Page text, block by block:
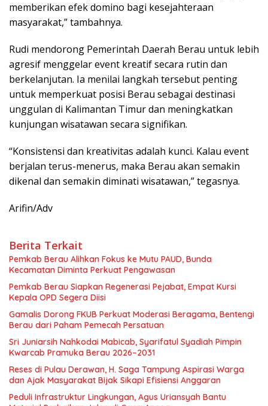
memberikan efek domino bagi kesejahteraan
masyarakat,” tambahnya.
Rudi mendorong Pemerintah Daerah Berau untuk lebih
agresif menggelar event kreatif secara rutin dan
berkelanjutan. Ia menilai langkah tersebut penting
untuk memperkuat posisi Berau sebagai destinasi
unggulan di Kalimantan Timur dan meningkatkan
kunjungan wisatawan secara signifikan.
“Konsistensi dan kreativitas adalah kunci. Kalau event
berjalan terus-menerus, maka Berau akan semakin
dikenal dan semakin diminati wisatawan,” tegasnya.
Arifin/Adv
Berita Terkait
Pemkab Berau Alihkan Fokus ke Mutu PAUD, Bunda
Kecamatan Diminta Perkuat Pengawasan
Pemkab Berau Siapkan Regenerasi Pejabat, Empat Kursi
Kepala OPD Segera Diisi
Gamalis Dorong FKUB Perkuat Moderasi Beragama, Bentengi
Berau dari Paham Pemecah Persatuan
Sri Juniarsih Nahkodai Mabicab, Syarifatul Syadiah Pimpin
Kwarcab Pramuka Berau 2026–2031
Reses di Pulau Derawan, H. Saga Tampung Aspirasi Warga
dan Ajak Masyarakat Bijak Sikapi Efisiensi Anggaran
Peduli Infrastruktur Lingkungan, Agus Uriansyah Bantu